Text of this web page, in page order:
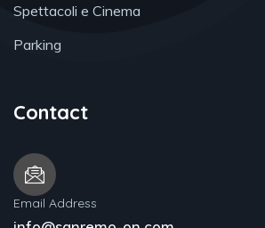
Spettacoli e Cinema
Parking
Contact
Email Address